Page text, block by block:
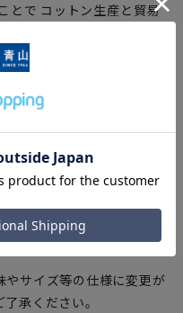
とで コットン生産と貿易
準の安全な繊維製品の証
けます。
サイズ等の仕様に変更が
承ください。